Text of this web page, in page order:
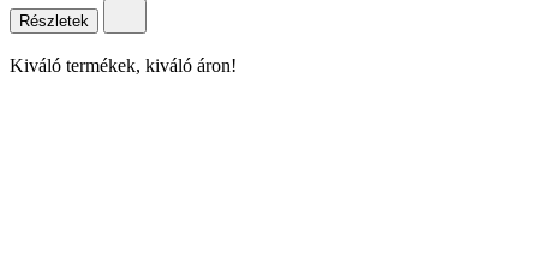
Részletek
Kiváló termékek, kiváló áron!